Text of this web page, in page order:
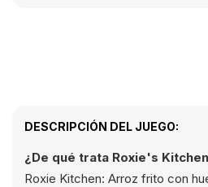
DESCRIPCIÓN DEL JUEGO:
¿De qué trata Roxie's
Roxie Kitchen: Arroz frito con